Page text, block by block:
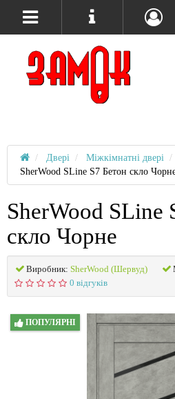
Двері Міжкімнатні двері
SherWood SLine S7 Бетон скло
SherWood SLine
скло Чорне
Виробник: SherWood (Шервуд)
0 відгуків
ПОПУЛЯРНІ